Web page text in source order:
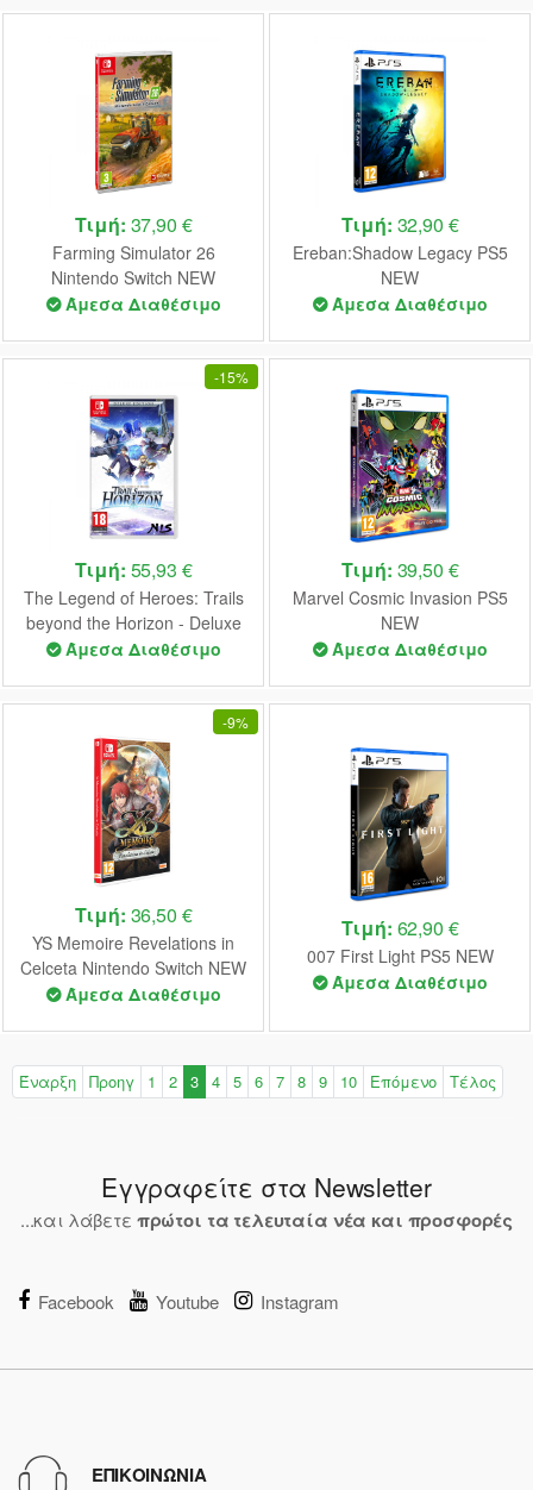
Τιμή: 37,90 €
Farming Simulator 26
Nintendo Switch NEW
Άμεσα Διαθέσιμο
Τιμή: 32,90 €
Ereban:Shadow Legacy PS5
NEW
Άμεσα Διαθέσιμο
-15%
Τιμή: 55,93 €
The Legend of Heroes: Trails
beyond the Horizon - Deluxe
Edition Nintendo Switch NEW
Άμεσα Διαθέσιμο
Τιμή: 39,50 €
Marvel Cosmic Invasion PS5
NEW
Άμεσα Διαθέσιμο
-9%
Τιμή: 36,50 €
YS Memoire Revelations in
Celceta Nintendo Switch NEW
Άμεσα Διαθέσιμο
Τιμή: 62,90 €
007 First Light PS5 NEW
Άμεσα Διαθέσιμο
Έναρξη Προηγ 1 2 3 4 5 6 7 8 9 10 Επόμενο Τέλος
Εγγραφείτε στα Newsletter
...και λάβετε πρώτοι τα τελευταία νέα και προσφορές
Facebook Youtube Instagram
ΕΠΙΚΟΙΝΩΝΙΑ